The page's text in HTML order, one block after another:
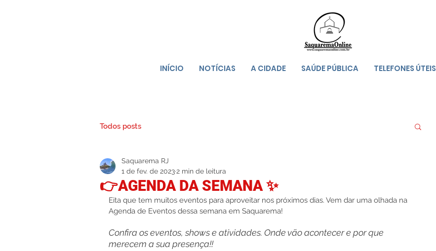
INÍCIO NOTÍCIAS A CIDADE SAÚDE PÚBLICA TELEFONES ÚTEIS
Todos posts
👉AGENDA DA SEMANA ✨
Saquarema RJ
1 de fev. de 2023 2 min de leitura
Eita que tem muitos eventos para aproveitar nos próximos dias. Vem dar uma olhada na
Agenda de Eventos dessa semana em Saquarema!
Confira os eventos, shows e atividades. Onde vão acontecer e por que
merecem a sua presença!!